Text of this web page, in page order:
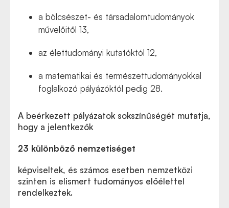
a bölcsészet- és társadalomtudományok
művelőitől 13,
az élettudományi kutatóktól 12,
a matematikai és természettudományokkal
foglalkozó pályázóktól pedig 28.
A beérkezett pályázatok sokszínűségét mutatja,
hogy a jelentkezők
23 különböző nemzetiséget
képviseltek, és számos esetben nemzetközi
szinten is elismert tudományos előélettel
rendelkeztek.